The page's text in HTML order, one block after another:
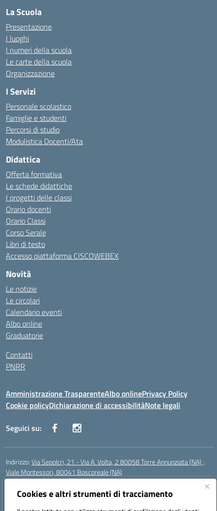
Cookies e altri strumenti di tracciamento
La Scuola
Presentazione
I luoghi
I numeri della scuola
Le carte della scuola
Organizzazione
I Servizi
Personale scolastico
Famiglie e studenti
Percorsi di studio
Modulistica Docenti/Ata
Didattica
Offerta formativa
Le schede didattiche
I progetti delle classi
Orario docenti
Orario Classi
Corso Serale
Libri di testo
Accesso piattaforma CISCOWEBEX
Novità
Le notizie
Le circolari
Calendario eventi
Albo online
Graduatorie
Contatti
PNRR
Amministrazione TrasparenteAlbo onlinePrivacy Policy
Cookie policyDichiarazione di accessibilitàNote legali
Seguici su:
Indirizzo:Via Sepolcri, 21 - Via A. Volta, 2 80058 Torre Annunziata (NA) ;
Viale Montessori, 80041 Boscoreale (NA)
Centralino:
Posta elettronica certificata (PEC):nais04100b@pec.istruzione.it